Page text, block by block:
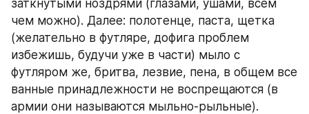
заткнутыми ноздрями (глазами, ушами, всем
чем можно). Далее: полотенце, паста, щетка
(желательно в футляре, дофига проблем
избежишь, будучи уже в части) мыло с
футляром же, бритва, лезвие, пена, в общем все
ванные принадлежности не воспрещаются (в
армии они называются мыльно-рыльные).